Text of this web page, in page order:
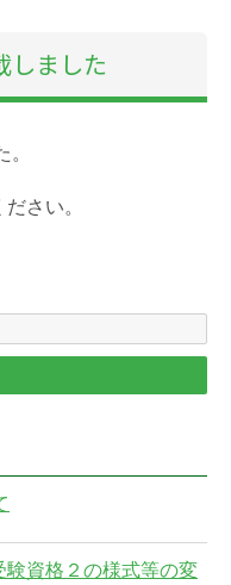
しました
さい。
資格２の様式等の変